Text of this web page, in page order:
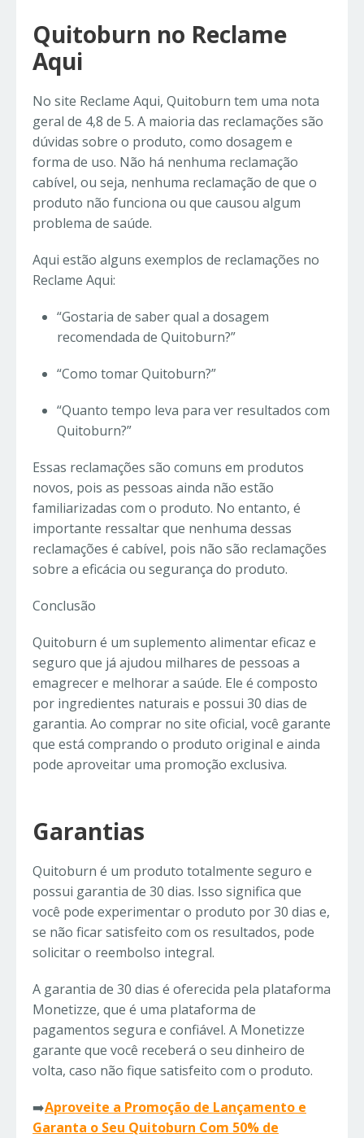
Quitoburn no Reclame
Aqui
No site Reclame Aqui, Quitoburn tem uma nota
geral de 4,8 de 5. A maioria das reclamações são
dúvidas sobre o produto, como dosagem e
forma de uso. Não há nenhuma reclamação
cabível, ou seja, nenhuma reclamação de que o
produto não funciona ou que causou algum
problema de saúde.
Aqui estão alguns exemplos de reclamações no
Reclame Aqui:
“Gostaria de saber qual a dosagem
recomendada de Quitoburn?”
“Como tomar Quitoburn?”
“Quanto tempo leva para ver resultados com
Quitoburn?”
Essas reclamações são comuns em produtos
novos, pois as pessoas ainda não estão
familiarizadas com o produto. No entanto, é
importante ressaltar que nenhuma dessas
reclamações é cabível, pois não são reclamações
sobre a eficácia ou segurança do produto.
Conclusão
Quitoburn é um suplemento alimentar eficaz e
seguro que já ajudou milhares de pessoas a
emagrecer e melhorar a saúde. Ele é composto
por ingredientes naturais e possui 30 dias de
garantia. Ao comprar no site oficial, você garante
que está comprando o produto original e ainda
pode aproveitar uma promoção exclusiva.
Garantias
Quitoburn é um produto totalmente seguro e
possui garantia de 30 dias. Isso significa que
você pode experimentar o produto por 30 dias e,
se não ficar satisfeito com os resultados, pode
solicitar o reembolso integral.
A garantia de 30 dias é oferecida pela plataforma
Monetizze, que é uma plataforma de
pagamentos segura e confiável. A Monetizze
garante que você receberá o seu dinheiro de
volta, caso não fique satisfeito com o produto.
➡️Aproveite a Promoção de Lançamento e
Garanta o Seu Quitoburn Com 50% de